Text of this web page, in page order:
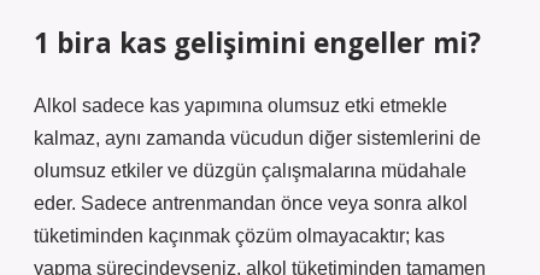
1 bira kas gelişimini engeller mi?
Alkol sadece kas yapımına olumsuz etki etmekle
kalmaz, aynı zamanda vücudun diğer sistemlerini de
olumsuz etkiler ve düzgün çalışmalarına müdahale
eder. Sadece antrenmandan önce veya sonra alkol
tüketiminden kaçınmak çözüm olmayacaktır; kas
yapma sürecindeyseniz, alkol tüketiminden tamamen